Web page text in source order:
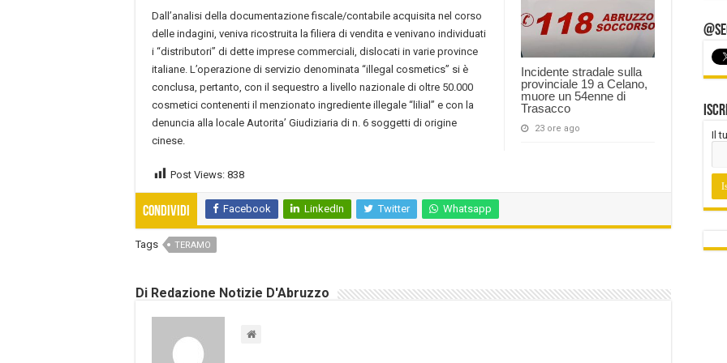
Incidente stradale sulla
provinciale 19 a Celano,
muore un 54enne di
Trasacco
23 ore ago
Dall’analisi della documentazione fiscale/contabile acquisita nel corso
delle indagini, veniva ricostruita la filiera di vendita e venivano individuati
i “distributori” di dette imprese commerciali, dislocati in varie province
italiane. L’operazione di servizio denominata “illegal cosmetics” si è
conclusa, pertanto, con il sequestro a livello nazionale di oltre 50.000
cosmetici contenenti il menzionato ingrediente illegale “lilial” e con la
denuncia alla locale Autorita’ Giudiziaria di n. 6 soggetti di origine
cinese.
Post Views: 838
Condividi Facebook LinkedIn Twitter Whatsapp
Tags TERAMO
Di Redazione Notizie D'Abruzzo
Il